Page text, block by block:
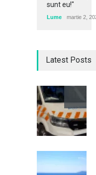
sunt eu!"
Lume martie 2,
Latest Posts